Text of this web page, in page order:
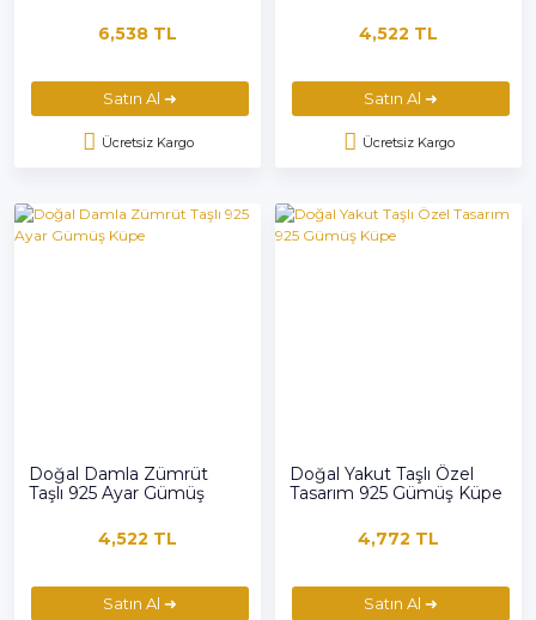
6,538 TL
Satın Al ➜
Ücretsiz Kargo
4,522 TL
Satın Al ➜
Ücretsiz Kargo
Doğal Damla Zümrüt
Taşlı 925 Ayar Gümüş
4,522 TL
Satın Al ➜
Doğal Yakut Taşlı Özel
Tasarım 925 Gümüş Küpe
4,772 TL
Satın Al ➜